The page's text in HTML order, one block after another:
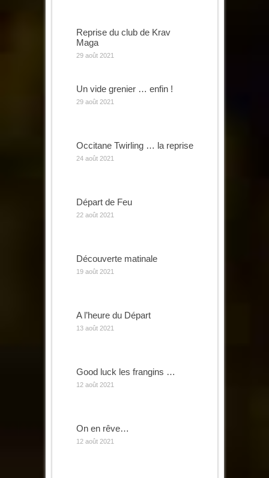
Reprise du club de Krav
Maga
29 août 2021
Un vide grenier … enfin !
29 août 2021
Occitane Twirling … la reprise
24 août 2021
Départ de Feu
22 août 2021
Découverte matinale
19 août 2021
A l’heure du Départ
13 août 2021
Good luck les frangins …
12 août 2021
On en rêve…
12 août 2021